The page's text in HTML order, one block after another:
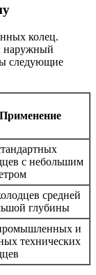
колец.
наружный
следующие
Применение
с небольшим
средней
глубины
и
технических